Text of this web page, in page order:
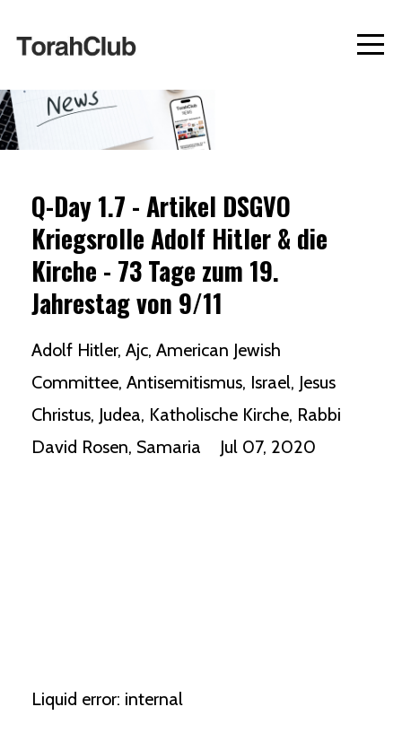
Q-Day 1.7 - Artikel DSGVO
Kriegsrolle Adolf Hitler & die
Kirche - 73 Tage zum 19.
Jahrestag von 9/11
Adolf Hitler Ajc American Jewish
Committee Antisemitismus Israel Jesus
Christus Judea Katholische Kirche Rabbi
David Rosen Samaria Jul 07, 2020
Liquid error: internal